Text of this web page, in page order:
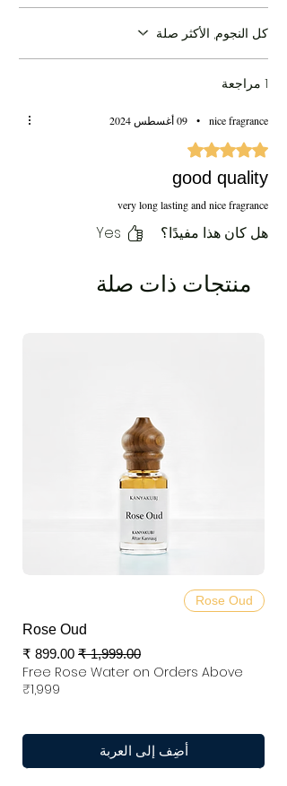
كل النجوم, الأكثر صلة
1 مراجعة
nice fragrance
• 09 أغسطس 2024
تم التقييم بـ 5 من أصل 5 نجوم.
good quality
very long lasting and nice fragrance
هل كان هذا مفيدًا؟ Yes
منتجات ذات صلة
Rose Oud
Rose Oud
سعر عادي سعر البيع
Free Rose Water on Orders Above
₹1,999
أضِف إلى العربة